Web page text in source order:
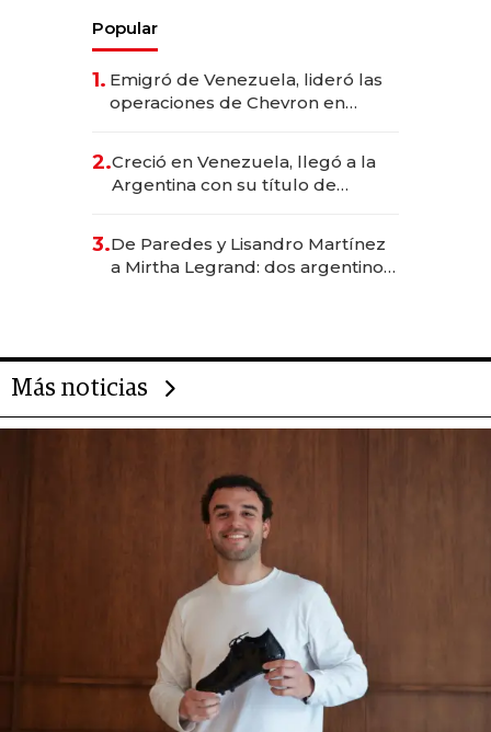
Popular
1. Emigró de Venezuela, lideró las
operaciones de Chevron en
2.Creció en Venezuela, llegó a la
Argentina con su título de
las marcas "fast premium"
3.De Paredes y Lisandro Martínez
a Mirtha Legrand: dos argentinos
Más noticias